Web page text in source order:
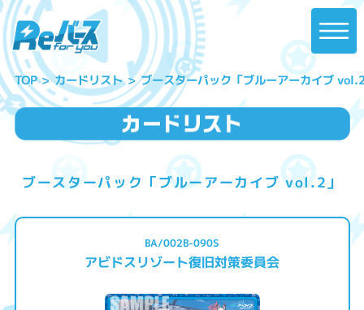
TOP カードリスト ブースターパック「ブルーアーカイブ
ブースターパック「ブルーアーカイブ vol.2」
BA/002B-090S
アビドスリゾート復旧対策委員会